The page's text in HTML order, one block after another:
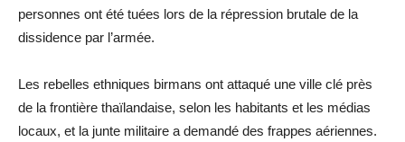
personnes ont été tuées lors de la répression brutale de la
dissidence par l’armée.
Les rebelles ethniques birmans ont attaqué une ville clé près
de la frontière thaïlandaise, selon les habitants et les médias
locaux, et la junte militaire a demandé des frappes aériennes.